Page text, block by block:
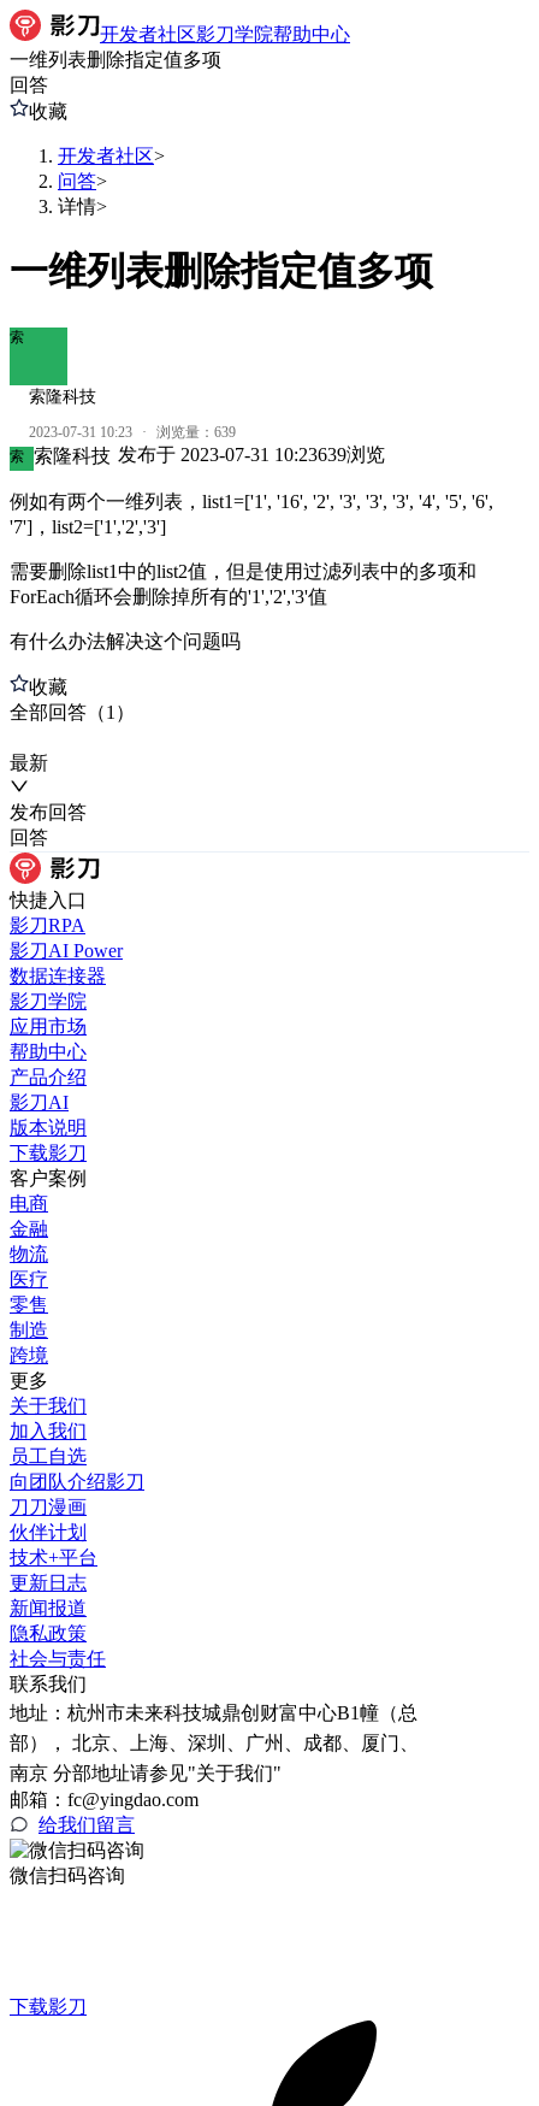
开发者社区影刀学院帮助中心
一维列表删除指定值多项
回答
收藏
开发者社区>
问答>
详情>
一维列表删除指定值多项
索
索隆科技
2023-07-31 10:23 · 浏览量： 639
索 索隆科技 发布于 2023-07-31 10:23639浏览
例如有两个一维列表，list1=['1', '16', '2', '3', '3', '3', '4', '5', '6',
'7']，list2=['1','2','3']
需要删除list1中的list2值，但是使用过滤列表中的多项和
ForEach循环会删除掉所有的'1','2','3'值
有什么办法解决这个问题吗
收藏
全部回答 （1 ）
最新
发布回答
回答
快捷入口
影刀RPA
影刀AI Power
数据连接器
影刀学院
应用市场
帮助中心
产品介绍
影刀AI
版本说明
下载影刀
客户案例
电商
金融
物流
医疗
零售
制造
跨境
更多
关于我们
加入我们
员工自选
向团队介绍影刀
刀刀漫画
伙伴计划
技术+平台
更新日志
新闻报道
隐私政策
社会与责任
联系我们
地址： 杭州市未来科技城鼎创财富中心B1幢（总
部）， 北京、上海、深圳、广州、成都、厦门、
南京 分部地址请参见"关于我们"
邮箱：fc@yingdao.com
给我们留言
微信扫码咨询
下载影刀